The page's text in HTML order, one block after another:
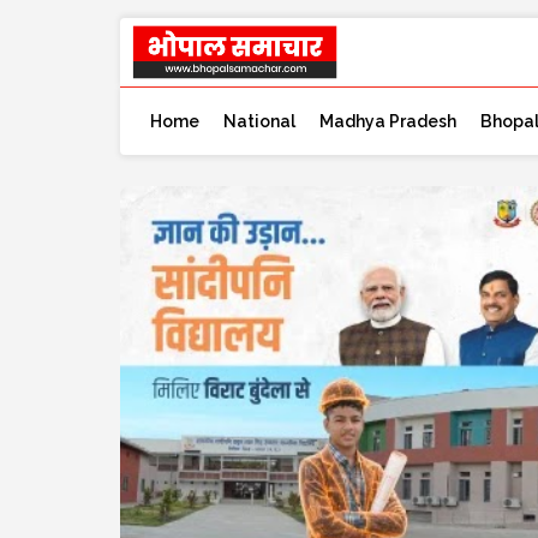
Home National Madhya Pradesh Bhopal